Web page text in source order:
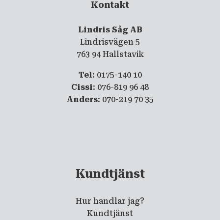
Kontakt
Lindris Såg AB
Lindrisvägen 5
763 94 Hallstavik
Tel: 0175-140 10
Cissi: 076-819 96 48
Anders: 070-219 70 35
Kundtjänst
Hur handlar jag?
Kundtjänst